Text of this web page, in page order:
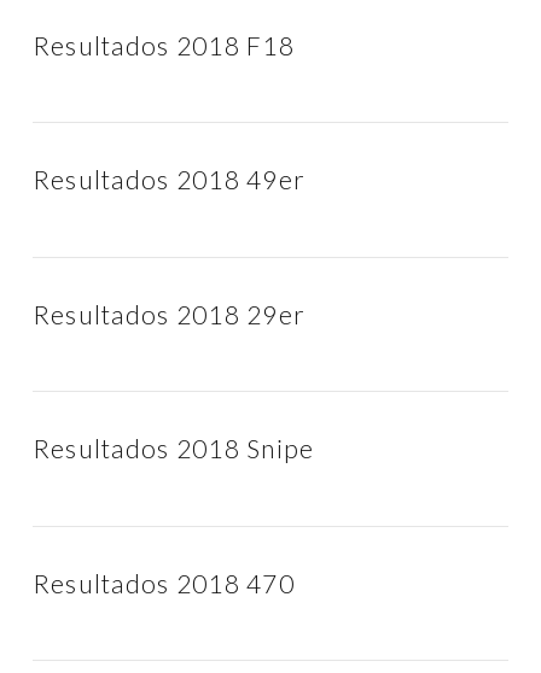
Resultados 2018 F18
Resultados 2018 49er
Resultados 2018 29er
Resultados 2018 Snipe
Resultados 2018 470